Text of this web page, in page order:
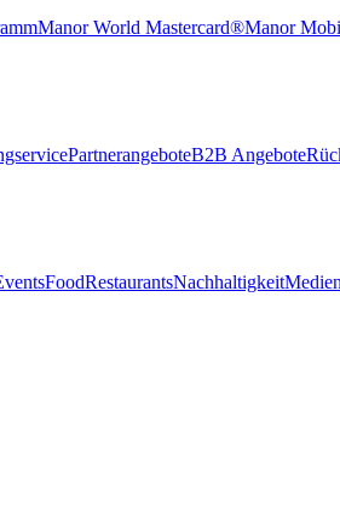
Manor World Mastercard®Manor
PartnerangeboteB2B Angebote
FoodRestaurantsNachhaltigkeitMedien